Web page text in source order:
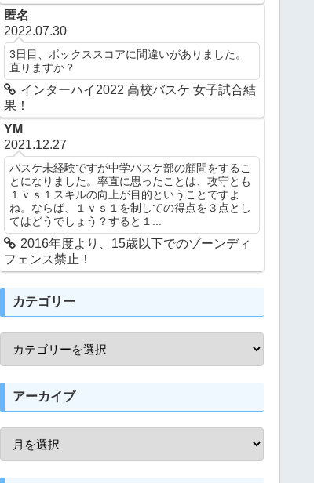
匿名
2022.07.30
3日目、ボックススコアに間違いがありました。
直りますか？
インターハイ2022 高校バスケ 女子試合結
果！
YM
2021.12.27
バスケ未経験ですが中学バスケ部の顧問をするこ
とになりました。率直に思ったことは、攻守とも
１ｖｓ１スキルの向上が目的ということですよ
ね。ならば、１ｖｓ１を制しての得点を３点とし
てはどうでしょう？すると１...
2016年度より、15歳以下でのゾーンディ
フェンス禁止！
カテゴリー
アーカイブ